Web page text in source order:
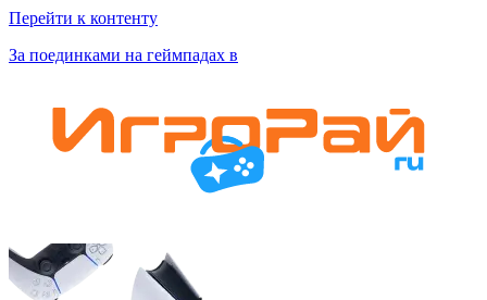
Перейти к контенту
За поединками на геймпадах в